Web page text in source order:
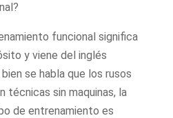
funcional significa
y viene del inglés
se habla que los rusos
técnicas sin maquinas, la
de entrenamiento es